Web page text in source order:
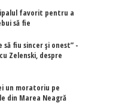
favorit pentru a
să fie
să fiu sincer și onest” -
Zelenski, despre
un moratoriu pe
din Marea Neagră